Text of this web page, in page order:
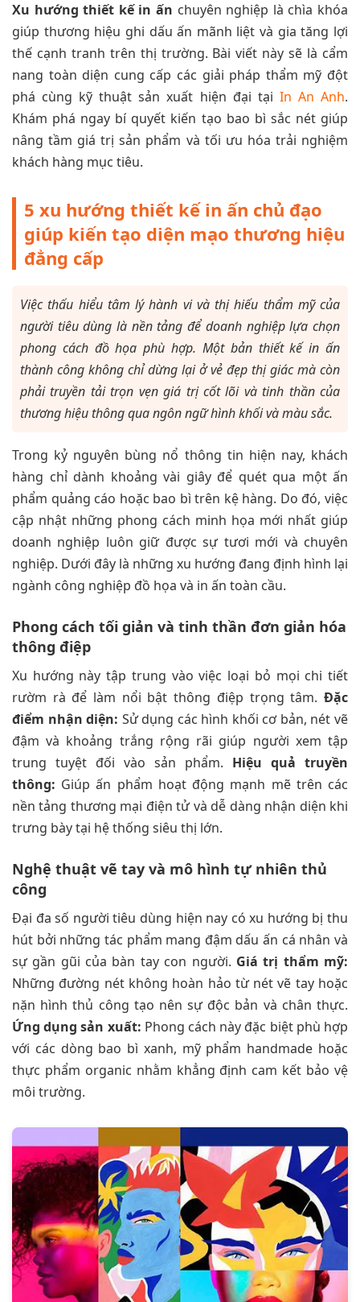
Xu hướng thiết kế in ấn chuyên nghiệp là chìa khóa
giúp thương hiệu ghi dấu ấn mãnh liệt và gia tăng lợi
thế cạnh tranh trên thị trường. Bài viết này sẽ là cẩm
nang toàn diện cung cấp các giải pháp thẩm mỹ đột
phá cùng kỹ thuật sản xuất hiện đại tại In An Anh.
Khám phá ngay bí quyết kiến tạo bao bì sắc nét giúp
nâng tầm giá trị sản phẩm và tối ưu hóa trải nghiệm
khách hàng mục tiêu.
5 xu hướng thiết kế in ấn chủ đạo
giúp kiến tạo diện mạo thương hiệu
đẳng cấp
Việc thấu hiểu tâm lý hành vi và thị hiếu thẩm mỹ của
người tiêu dùng là nền tảng để doanh nghiệp lựa chọn
phong cách đồ họa phù hợp. Một bản thiết kế in ấn
thành công không chỉ dừng lại ở vẻ đẹp thị giác mà còn
phải truyền tải trọn vẹn giá trị cốt lõi và tinh thần của
thương hiệu thông qua ngôn ngữ hình khối và màu sắc.
Trong kỷ nguyên bùng nổ thông tin hiện nay, khách
hàng chỉ dành khoảng vài giây để quét qua một ấn
phẩm quảng cáo hoặc bao bì trên kệ hàng. Do đó, việc
cập nhật những phong cách minh họa mới nhất giúp
doanh nghiệp luôn giữ được sự tươi mới và chuyên
nghiệp. Dưới đây là những xu hướng đang định hình lại
ngành công nghiệp đồ họa và in ấn toàn cầu.
Phong cách tối giản và tinh thần đơn giản hóa
thông điệp
Xu hướng này tập trung vào việc loại bỏ mọi chi tiết
rườm rà để làm nổi bật thông điệp trọng tâm. Đặc
điểm nhận diện: Sử dụng các hình khối cơ bản, nét vẽ
đậm và khoảng trắng rộng rãi giúp người xem tập
trung tuyệt đối vào sản phẩm. Hiệu quả truyền
thông: Giúp ấn phẩm hoạt động mạnh mẽ trên các
nền tảng thương mại điện tử và dễ dàng nhận diện khi
trưng bày tại hệ thống siêu thị lớn.
Nghệ thuật vẽ tay và mô hình tự nhiên thủ
công
Đại đa số người tiêu dùng hiện nay có xu hướng bị thu
hút bởi những tác phẩm mang đậm dấu ấn cá nhân và
sự gần gũi của bàn tay con người. Giá trị thẩm mỹ:
Những đường nét không hoàn hảo từ nét vẽ tay hoặc
nặn hình thủ công tạo nên sự độc bản và chân thực.
Ứng dụng sản xuất: Phong cách này đặc biệt phù hợp
với các dòng bao bì xanh, mỹ phẩm handmade hoặc
thực phẩm organic nhằm khẳng định cam kết bảo vệ
môi trường.